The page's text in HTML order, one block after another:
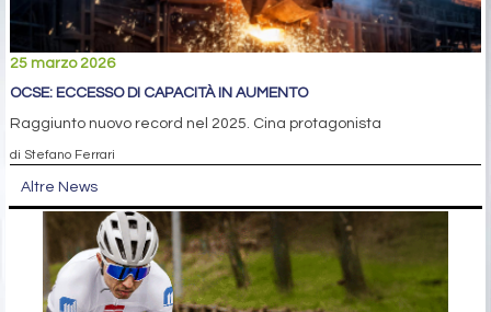
25 marzo 2026
OCSE: ECCESSO DI CAPACITÀ IN AUMENTO
Raggiunto nuovo record nel 2025. Cina protagonista
di Stefano Ferrari
Altre News